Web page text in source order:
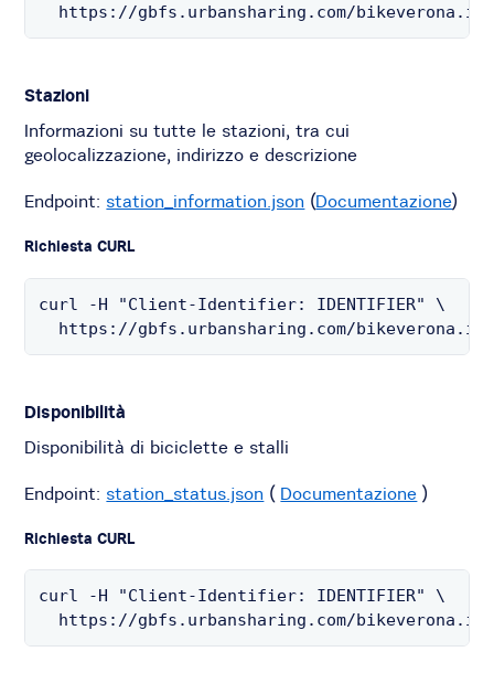
https://gbfs.urbansharing.com/
Stazioni
Informazioni su tutte le stazioni, tra cui
geolocalizzazione, indirizzo e descrizione
Endpoint: station_information.json (Documentazione)
Richiesta CURL
curl -H "Client-Identifier: IDENTIFIER" \
https://gbfs.urbansharing.com/
Disponibilità
Disponibilità di biciclette e stalli
Endpoint: station_status.json ( Documentazione )
Richiesta CURL
curl -H "Client-Identifier: IDENTIFIER" \
https://gbfs.urbansharing.com/